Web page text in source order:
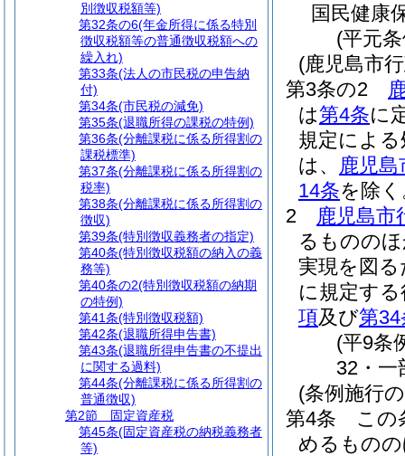
国民健康
(平元
(鹿児島市
第3条の2
は第4条に
規定によ
は、 鹿児
14条を除
2
鹿児島市
るものの
実現を図
に規定す
項及び第34
(平9条
32・一
(条例施行
第4条
この
めるもの
別徴収税額等)
第32条の6(年金所得に係る特別
徴収税額等の普通徴収税額への
繰入れ)
第33条(法人の市民税の申告納
付)
第34条(市民税の減免)
第35条(退職所得の課税の特例)
第36条(分離課税に係る所得割の
課税標準)
第37条(分離課税に係る所得割の
税率)
第38条(分離課税に係る所得割の
徴収)
第39条(特別徴収義務者の指定)
第40条(特別徴収税額の納入の義
務等)
第40条の2(特別徴収税額の納期
の特例)
第41条(特別徴収税額)
第42条(退職所得申告書)
第43条(退職所得申告書の不提出
に関する過料)
第44条(分離課税に係る所得割の
普通徴収)
第2節
固定資産税
第45条(固定資産税の納税義務者
等)